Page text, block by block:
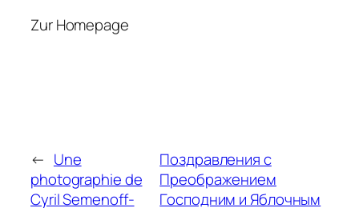
Zur Homepage
← Une
photographie de
Cyril Semenoff-
Поздравления с
Преображением
Господним и Яблочным